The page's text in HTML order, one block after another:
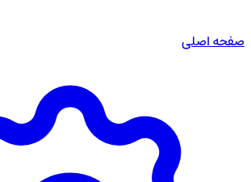
صفحه اصلی